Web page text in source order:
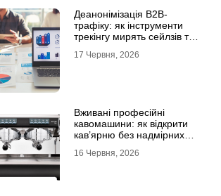
Деанонімізація B2B-
трафіку: як інструменти
трекінгу мирять сейлзів та
17 Червня, 2026
Вживані професійні
кавомашини: як відкрити
кав’ярню без надмірних
16 Червня, 2026